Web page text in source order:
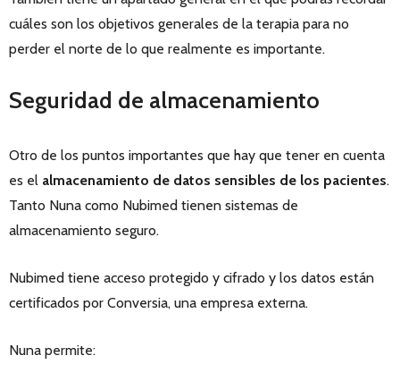
cuáles son los objetivos generales de la terapia para no
perder el norte de lo que realmente es importante.
Seguridad de almacenamiento
Otro de los puntos importantes que hay que tener en cuenta
es el almacenamiento de datos sensibles de los pacientes.
Tanto Nuna como Nubimed tienen sistemas de
almacenamiento seguro.
Nubimed tiene acceso protegido y cifrado y los datos están
certificados por Conversia, una empresa externa.
Nuna permite: